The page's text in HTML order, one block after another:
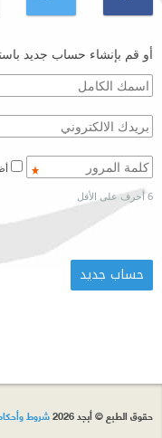
أو قم بإنشاء حساب جديد
6 أحرف على الأقل
حقوق الطبع © أبجد 2026 شروط